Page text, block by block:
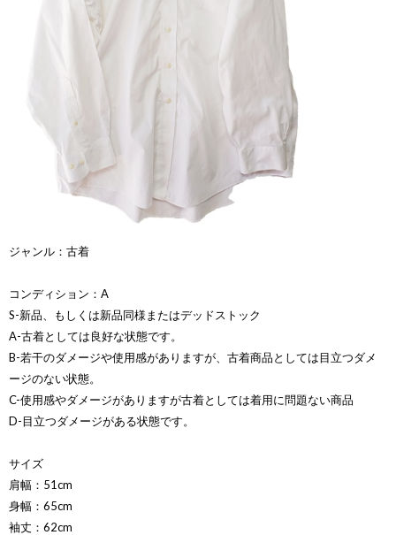
ジャンル：古着
コンディション：A
S-新品、もしくは新品同様またはデッドストック
A-古着としては良好な状態です。
B-若干のダメージや使用感がありますが、古着商品としては目立つダメ
ージのない状態。
C-使用感やダメージがありますが古着としては着用に問題ない商品
D-目立つダメージがある状態です。
サイズ
肩幅：51cm
身幅：65cm
袖丈：62cm